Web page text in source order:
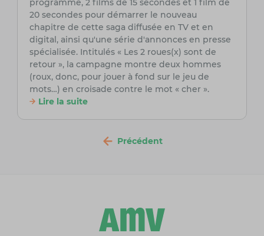
programme, 2 films de 15 secondes et 1 film de
20 secondes pour démarrer le nouveau
chapitre de cette saga diffusée en TV et en
digital, ainsi qu'une série d'annonces en presse
spécialisée. Intitulés « Les 2 roues(x) sont de
retour », la campagne montre deux hommes
(roux, donc, pour jouer à fond sur le jeu de
mots…) en croisade contre le mot « cher ».
Lire la suite
Précédent